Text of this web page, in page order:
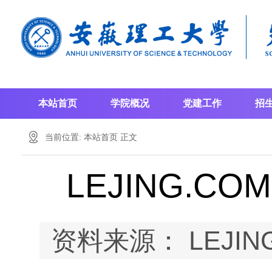
本站首页 学院概况 党建工作 招
当前位置: 本站首页 正文
资料来源：